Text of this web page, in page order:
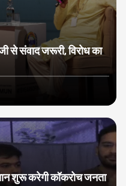
से संवाद जरूरी, विरोध का
शुरू करेगी कॉकरोच जनता